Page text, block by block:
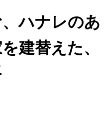
ハナレのあ
建替えた、